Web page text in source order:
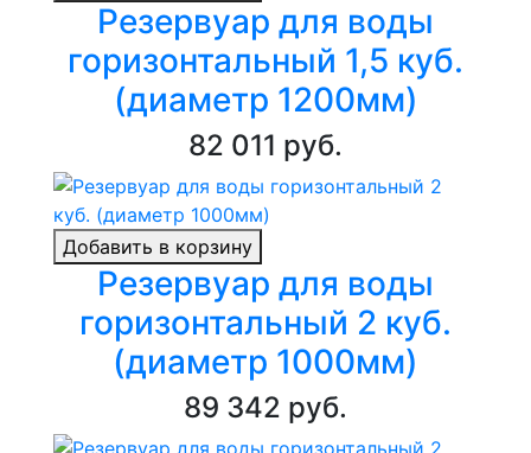
Резервуар для воды
горизонтальный 1,5 куб.
(диаметр 1200мм)
82 011 руб.
Добавить в корзину
Резервуар для воды
горизонтальный 2 куб.
(диаметр 1000мм)
89 342 руб.